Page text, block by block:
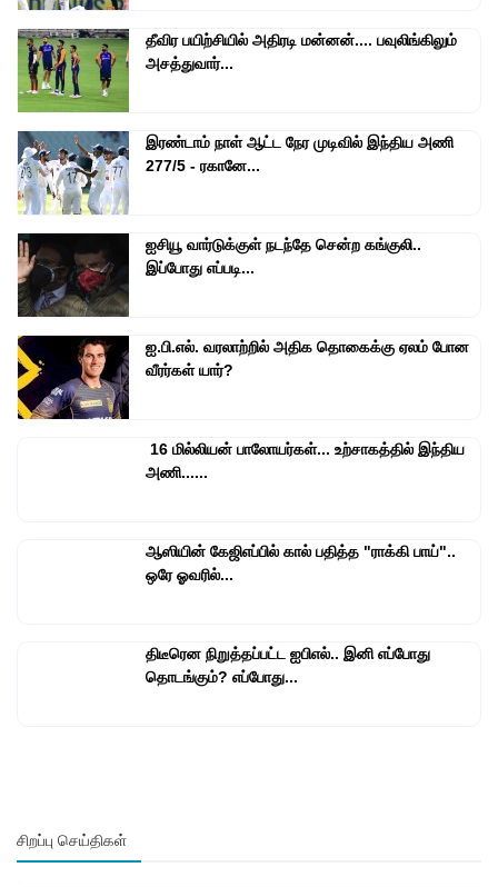
தீவிர பயிற்சியில் அதிரடி மன்னன்.... பவுலிங்கிலும்
அசத்துவார்...
இரண்டாம் நாள் ஆட்ட நேர முடிவில் இந்திய அணி
277/5 - ரகானே...
ஐசியூ வார்டுக்குள் நடந்தே சென்ற கங்குலி..
இப்போது எப்படி...
ஐ.பி.எல். வரலாற்றில் அதிக தொகைக்கு ஏலம் போன
வீரர்கள் யார்?
16 மில்லியன் பாலோயர்கள்... உற்சாகத்தில் இந்திய
அணி......
ஆஸியின் கேஜிஎப்பில் கால் பதித்த "ராக்கி பாய்"..
ஒரே ஓவரில்...
திடீரென நிறுத்தப்பட்ட ஐபிஎல்.. இனி எப்போது
தொடங்கும்? எப்போது...
சிறப்பு செய்திகள்